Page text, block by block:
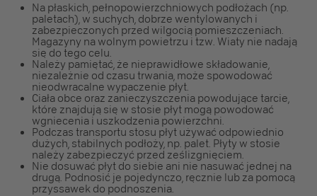
Na płaskich, pełnopowierzchniowych podłożach (np.
paletach), w suchych, dobrze wentylowanych i
zabezpieczonych przed wilgocią pomieszczeniach.
Magazyny na wolnym powietrzu i tzw. Wiaty nie nadają
się do tego celu.
Należy pamiętać, że nieprawidłowe składowanie,
niezależnie od czasu trwania, może spowodować
nieodwracalne wypaczenie płyt.
Ciała obce oraz zanieczyszczenia powodujące tarcie,
które znajdują się w stosie płyt mogą powodować
wgniecenia i uszkodzenia powierzchni.
Podczas transportu stosu płyt używać odpowiednio
dużych, stabilnych podłoży, np. palet. Płyty w stosie
należy zabezpieczyć przed ześlizgnięciem.
Nie dosuwać płyt do siebie ani nie nasuwać jednej na
drugą. Podnosić je pojedynczo, ręcznie lub za pomocą
przyssawek do podnoszenia.